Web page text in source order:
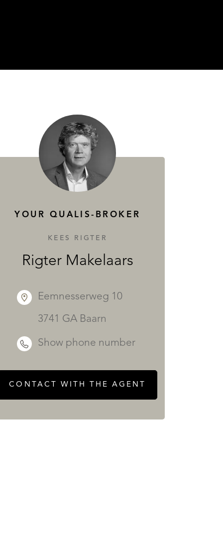
YOUR QUALIS-BROKER
KEES RIGTER
Rigter Makelaars
Eemnesserweg 10
3741 GA Baarn
Show phone number
CONTACT WITH THE AGENT